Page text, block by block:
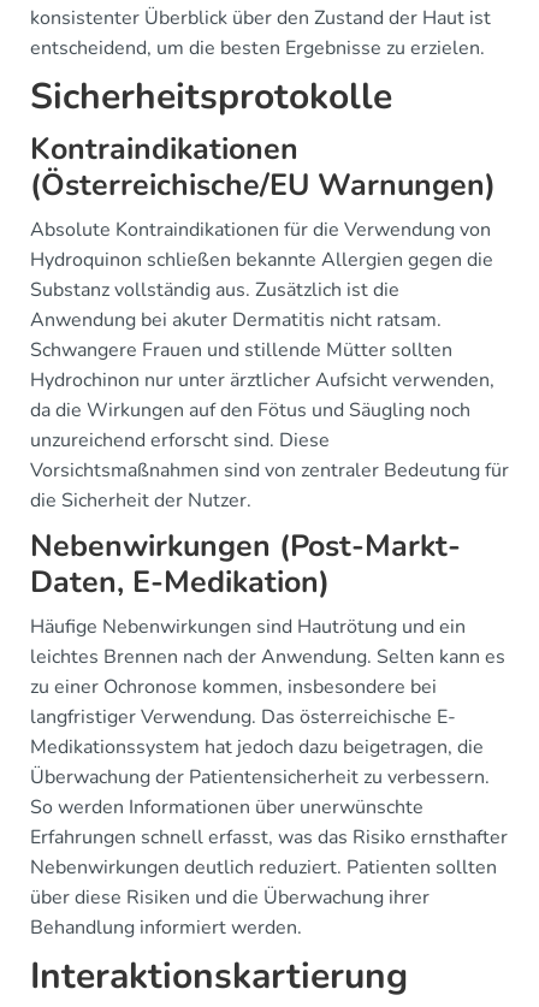
konsistenter Überblick über den Zustand der Haut ist
entscheidend, um die besten Ergebnisse zu erzielen.
Sicherheitsprotokolle
Kontraindikationen
(Österreichische/EU Warnungen)
Absolute Kontraindikationen für die Verwendung von
Hydroquinon schließen bekannte Allergien gegen die
Substanz vollständig aus. Zusätzlich ist die
Anwendung bei akuter Dermatitis nicht ratsam.
Schwangere Frauen und stillende Mütter sollten
Hydrochinon nur unter ärztlicher Aufsicht verwenden,
da die Wirkungen auf den Fötus und Säugling noch
unzureichend erforscht sind. Diese
Vorsichtsmaßnahmen sind von zentraler Bedeutung für
die Sicherheit der Nutzer.
Nebenwirkungen (Post-Markt-
Daten, E-Medikation)
Häufige Nebenwirkungen sind Hautrötung und ein
leichtes Brennen nach der Anwendung. Selten kann es
zu einer Ochronose kommen, insbesondere bei
langfristiger Verwendung. Das österreichische E-
Medikationssystem hat jedoch dazu beigetragen, die
Überwachung der Patientensicherheit zu verbessern.
So werden Informationen über unerwünschte
Erfahrungen schnell erfasst, was das Risiko ernsthafter
Nebenwirkungen deutlich reduziert. Patienten sollten
über diese Risiken und die Überwachung ihrer
Behandlung informiert werden.
Interaktionskartierung